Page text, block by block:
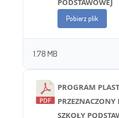
PODSTAWOWEJ
Pobierz plik
1.78 MB
PROGRAM
SZKOŁY